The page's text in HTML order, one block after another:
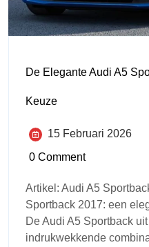
De Elegante Audi A5
Keuze
15 Februari 2026
0 Comment
Artikel: Audi A5
Sportback 2017: een
De Audi A5 Sportback
indrukwekkende